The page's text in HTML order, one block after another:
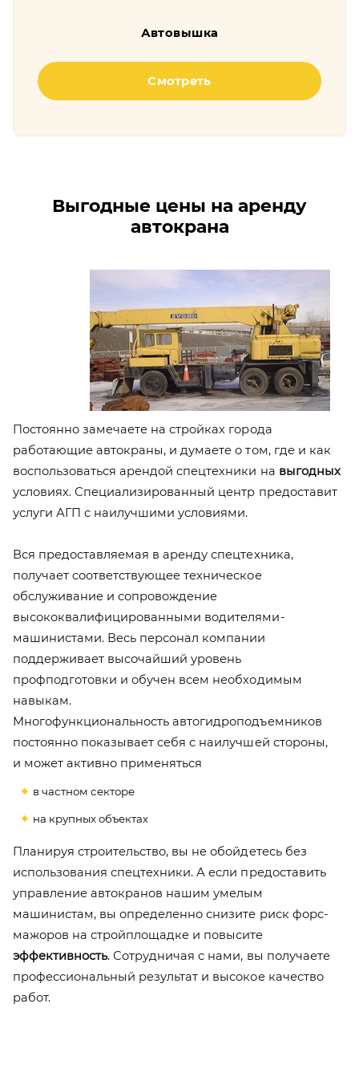
Автовышка
Смотреть
Выгодные цены на аренду
автокрана
Постоянно замечаете на стройках города
работающие автокраны, и думаете о том, где и как
воспользоваться арендой спецтехники на выгодных
условиях. Специализированный центр предоставит
услуги АГП с наилучшими условиями.
Вся предоставляемая в аренду спецтехника,
получает соответствующее техническое
обслуживание и сопровождение
высококвалифицированными водителями-
машинистами. Весь персонал компании
поддерживает высочайший уровень
профподготовки и обучен всем необходимым
навыкам.
Многофункциональность автогидроподъемников
постоянно показывает себя с наилучшей стороны,
и может активно применяться
в частном секторе
на крупных объектах
Планируя строительство, вы не обойдетесь без
использования спецтехники. А если предоставить
управление автокранов нашим умелым
машинистам, вы определенно снизите риск форс-
мажоров на стройплощадке и повысите
эффективность. Сотрудничая с нами, вы получаете
профессиональный результат и высокое качество
работ.